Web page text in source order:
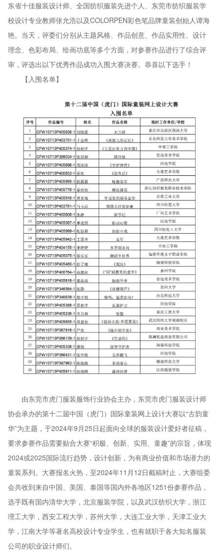
东省十佳服装设计师、全国纺织服装先进个人、东莞市纺织服装学
校设计专业教师张允浩以及COLORPEN彩色笔品牌童装创始人谭海
艳。当天，评委们分别从主题风格、作品创意、作品实用性、设计
理念、色彩布局、绘画功底等多个方面，对参赛作品进行了综合评
审，评选出以下优秀作品成功入围大赛决赛。恭喜以下选手！
【入围名单】
由东莞市虎门服装服饰行业协会主办，东莞市虎门服装设计师
协会承办的第十二届中国（虎门）国际童装网上设计大赛以“古韵童
华”为主题，于2024年9月25日起面向全球的服装设计爱好者征稿，
要求参赛作品需要贴合大赛“积极、创新、实用、童趣”的宗旨，体现
2024或2025国际流行趋势，设计创新，为有商业价值和市场潜力的
童装系列。大赛报名火热，至2024年11月12日截稿时止，大赛组委
会共收到来自中国、美国、泰国等国内外各地区1251份参赛作品，
选手既有国内清华大学，北京服装学院，以及武汉纺织大学，浙江
理工大学，西安工程大学，苏州大学，大连工业大学，天津工业大
学，江南大学等著名高校设计专业学生，也有就职于各大知名服装
公司的职业设计师们。